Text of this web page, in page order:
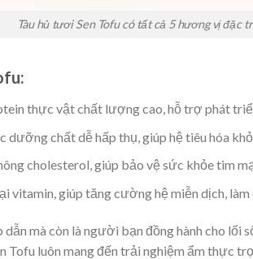
Tàu hủ tươi Sen Tofu có tất cả 5 hương vị đặc
thực vật chất lượng cao, hỗ trợ phát
chất dễ hấp thụ, giúp hệ tiêu hóa
cholesterol, giúp bảo vệ sức khỏe tim
vitamin, giúp tăng cường hệ miễn dịch,
dẫn mà còn là người bạn đồng hành cho
Tofu luôn mang đến trải nghiệm ẩm thực